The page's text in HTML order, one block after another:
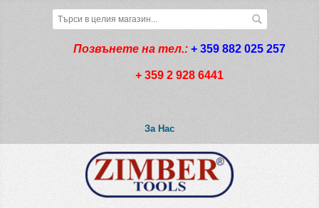
Позвънете на тел.: + 359 882 025 257
+ 359 2 928 6441
За Нас